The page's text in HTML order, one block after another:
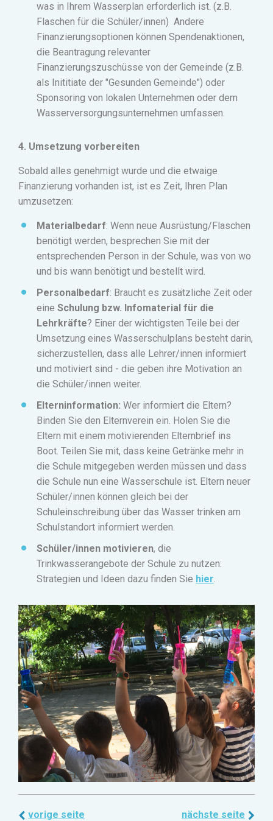
was in Ihrem Wasserplan erforderlich ist. (z.B.
Flaschen für die Schüler/innen) Andere
Finanzierungsoptionen können Spendenaktionen,
die Beantragung relevanter
Finanzierungszuschüsse von der Gemeinde (z.B.
als Inititiate der "Gesunden Gemeinde") oder
Sponsoring von lokalen Unternehmen oder dem
Wasserversorgungsunternehmen umfassen.
4. Umsetzung vorbereiten
Sobald alles genehmigt wurde und die etwaige
Finanzierung vorhanden ist, ist es Zeit, Ihren Plan
umzusetzen:
Materialbedarf: Wenn neue Ausrüstung/Flaschen
benötigt werden, besprechen Sie mit der
entsprechenden Person in der Schule, was von wo
und bis wann benötigt und bestellt wird.
Personalbedarf: Braucht es zusätzliche Zeit oder
eine Schulung bzw. Infomaterial für die
Lehrkräfte? Einer der wichtigsten Teile bei der
Umsetzung eines Wasserschulplans besteht darin,
sicherzustellen, dass alle Lehrer/innen informiert
und motiviert sind - die geben ihre Motivation an
die Schüler/innen weiter.
Elterninformation: Wer informiert die Eltern?
Binden Sie den Elternverein ein. Holen Sie die
Eltern mit einem motivierenden Elternbrief ins
Boot. Teilen Sie mit, dass keine Getränke mehr in
die Schule mitgegeben werden müssen und dass
die Schule nun eine Wasserschule ist. Eltern neuer
Schüler/innen können gleich bei der
Schuleinschreibung über das Wasser trinken am
Schulstandort informiert werden.
Schüler/innen motivieren, die
Trinkwasserangebote der Schule zu nutzen:
Strategien und Ideen dazu finden Sie hier.
vorige seite nächste seite